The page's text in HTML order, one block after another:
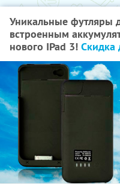
Уникальные футляры
встроенным
нового IPad 3! Скидка